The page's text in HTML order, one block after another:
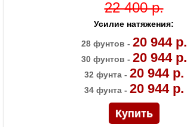
22 400 р.
Усилие натяжения:
28 фунтов - 20 944 р.
30 фунтов - 20 944 р.
32 фунта - 20 944 р.
34 фунта - 20 944 р.